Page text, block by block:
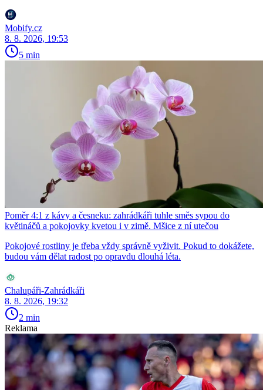
Mobify.cz
8. 8. 2026, 19:53
5 min
Poměr 4:1 z kávy a česneku: zahrádkáři tuhle směs sypou do
květináčů a pokojovky kvetou i v zimě. Mšice z ní utečou
Pokojové rostliny je třeba vždy správně vyživit. Pokud to dokážete,
budou vám dělat radost po opravdu dlouhá léta.
Chalupáři-Zahrádkáři
8. 8. 2026, 19:32
2 min
Reklama